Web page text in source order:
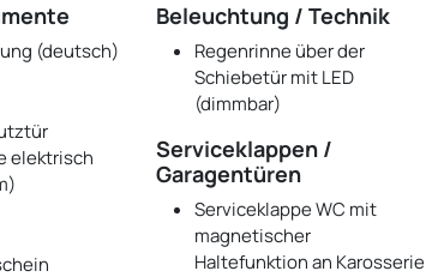
(deutsch)
Beleuchtung / Technik
Regenrinne über der
Schiebetür mit LED
(dimmbar)
elektrisch
Serviceklappen /
Garagentüren
Serviceklappe WC mit
magnetischer
Haltefunktion an Karosserie